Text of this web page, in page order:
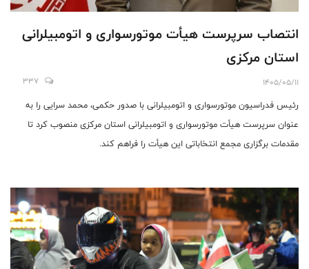
انتصاب سرپرست هیأت موتورسواری و اتومبیلرانی
استان مرکزی
1405/05/11
337
رئیس فدراسیون موتورسواری و اتومبیلرانی با صدور حکمی، محمد سرایی را به
عنوان سرپرست هیأت موتورسواری و اتومبیلرانی استان مرکزی منصوب کرد تا
مقدمات برگزاری مجمع انتخاباتی این هیأت را فراهم کند.